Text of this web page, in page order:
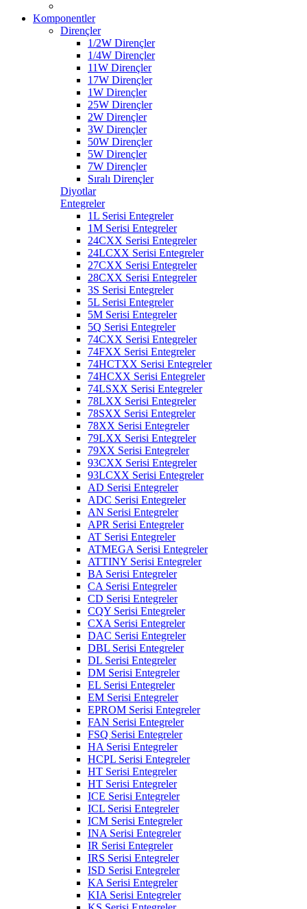
Komponentler
Dirençler
1/2W Dirençler
1/4W Dirençler
11W Dirençler
17W Dirençler
1W Dirençler
25W Dirençler
2W Dirençler
3W Dirençler
50W Dirençler
5W Dirençler
7W Dirençler
Sıralı Dirençler
Diyotlar
Entegreler
1L Serisi Entegreler
1M Serisi Entegreler
24CXX Serisi Entegreler
24LCXX Serisi Entegreler
27CXX Serisi Entegreler
28CXX Serisi Entegreler
3S Serisi Entegreler
5L Serisi Entegreler
5M Serisi Entegreler
5Q Serisi Entegreler
74CXX Serisi Entegreler
74FXX Serisi Entegreler
74HCTXX Serisi Entegreler
74HCXX Serisi Entegreler
74LSXX Serisi Entegreler
78LXX Serisi Entegreler
78SXX Serisi Entegreler
78XX Serisi Entegreler
79LXX Serisi Entegreler
79XX Serisi Entegreler
93CXX Serisi Entegreler
93LCXX Serisi Entegreler
AD Serisi Entegreler
ADC Serisi Entegreler
AN Serisi Entegreler
APR Serisi Entegreler
AT Serisi Entegreler
ATMEGA Serisi Entegreler
ATTINY Serisi Entegreler
BA Serisi Entegreler
CA Serisi Entegreler
CD Serisi Entegreler
CQY Serisi Entegreler
CXA Serisi Entegreler
DAC Serisi Entegreler
DBL Serisi Entegreler
DL Serisi Entegreler
DM Serisi Entegreler
EL Serisi Entegreler
EM Serisi Entegreler
EPROM Serisi Entegreler
FAN Serisi Entegreler
FSQ Serisi Entegreler
HA Serisi Entegreler
HCPL Serisi Entegreler
HT Serisi Entegreler
HT Serisi Entegreler
ICE Serisi Entegreler
ICL Serisi Entegreler
ICM Serisi Entegreler
INA Serisi Entegreler
IR Serisi Entegreler
IRS Serisi Entegreler
ISD Serisi Entegreler
KA Serisi Entegreler
KIA Serisi Entegreler